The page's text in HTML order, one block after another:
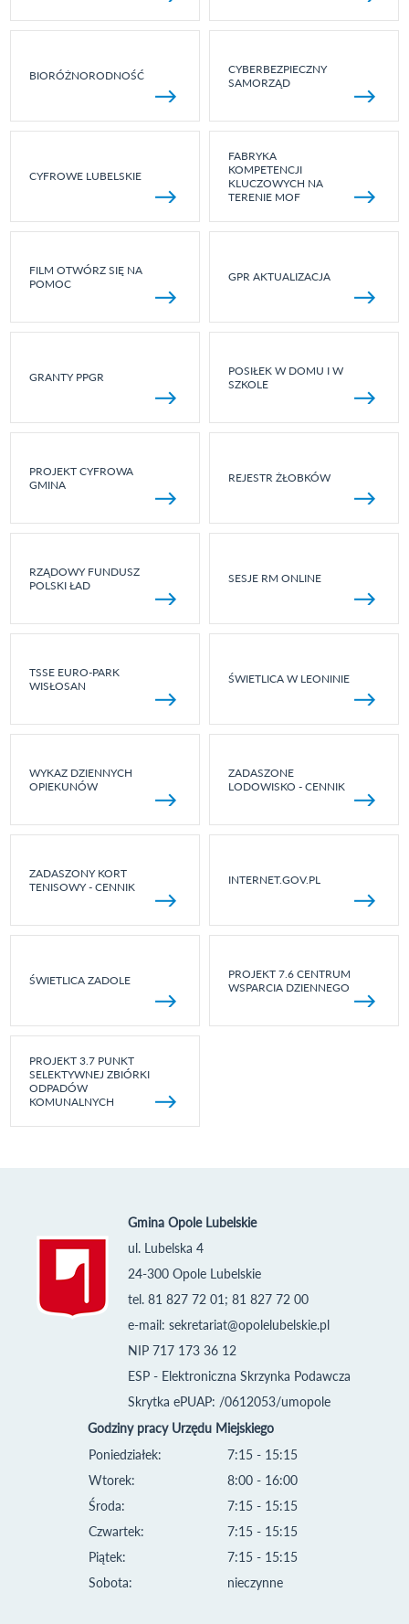
BIORÓŻNORODNOŚĆ
CYBERBEZPIECZNY
SAMORZĄD
CYFROWE LUBELSKIE
FABRYKA
KOMPETENCJI
KLUCZOWYCH NA
TERENIE MOF
FILM OTWÓRZ SIĘ NA
POMOC
GPR AKTUALIZACJA
GRANTY PPGR
POSIŁEK W DOMU I W
SZKOLE
PROJEKT CYFROWA
GMINA
REJESTR ŻŁOBKÓW
RZĄDOWY FUNDUSZ
POLSKI ŁAD
SESJE RM ONLINE
TSSE EURO-PARK
WISŁOSAN
ŚWIETLICA W LEONINIE
WYKAZ DZIENNYCH
OPIEKUNÓW
ZADASZONE
LODOWISKO - CENNIK
ZADASZONY KORT
TENISOWY - CENNIK
INTERNET.GOV.PL
ŚWIETLICA ZADOLE
PROJEKT 7.6 CENTRUM
WSPARCIA DZIENNEGO
PROJEKT 3.7 PUNKT
SELEKTYWNEJ ZBIÓRKI
ODPADÓW
KOMUNALNYCH
Gmina Opole Lubelskie
ul. Lubelska 4
24-300 Opole Lubelskie
tel. 81 827 72 01; 81 827 72 00
e-mail: sekretariat@opolelubelskie.pl
NIP 717 173 36 12
ESP - Elektroniczna Skrzynka Podawcza
Skrytka ePUAP: /0612053/umopole
Godziny pracy Urzędu Miejskiego
Poniedziałek:
Wtorek:
Środa:
Czwartek:
Piątek:
Sobota:
7:15 - 15:15
8:00 - 16:00
7:15 - 15:15
7:15 - 15:15
7:15 - 15:15
nieczynne